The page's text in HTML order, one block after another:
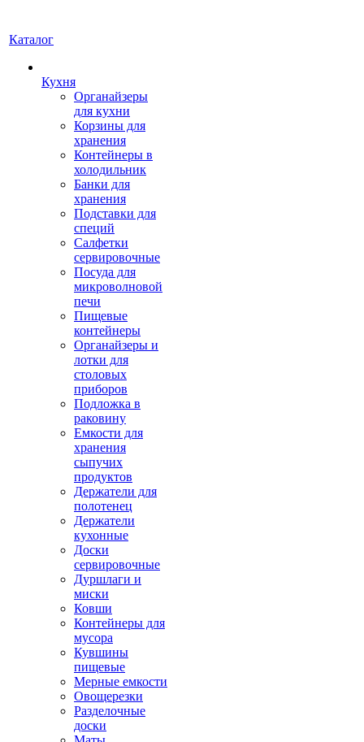
Каталог
Кухня
Органайзеры
для кухни
Корзины для
хранения
Контейнеры в
холодильник
Банки для
хранения
Подставки для
специй
Салфетки
сервировочные
Посуда для
микроволновой
печи
Пищевые
контейнеры
Органайзеры и
лотки для
столовых
приборов
Подложка в
раковину
Емкости для
хранения
сыпучих
продуктов
Держатели для
полотенец
Держатели
кухонные
Доски
сервировочные
Дуршлаги и
миски
Ковши
Контейнеры для
мусора
Кувшины
пищевые
Мерные емкости
Овощерезки
Разделочные
доски